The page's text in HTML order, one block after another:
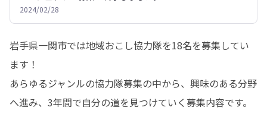
2024/02/28
岩手県一関市では地域おこし協力隊を18名を募集してい
ます！
あらゆるジャンルの協力隊募集の中から、興味のある分野
へ進み、3年間で自分の道を見つけていく募集内容です。